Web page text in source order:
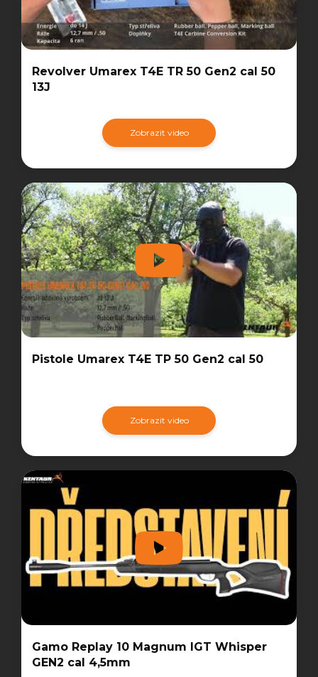
Revolver Umarex T4E TR 50 Gen2 cal 50
13J
Zobrazit video
Pistole Umarex T4E TP 50 Gen2 cal 50
Zobrazit video
Gamo Replay 10 Magnum IGT Whisper
GEN2 cal 4,5mm